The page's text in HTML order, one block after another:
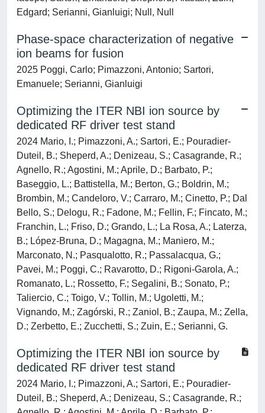
Edgard; Serianni, Gianluigi; Null, Null
Phase-space characterization of negative
ion beams for fusion
2025 Poggi, Carlo; Pimazzoni, Antonio; Sartori,
Emanuele; Serianni, Gianluigi
Optimizing the ITER NBI ion source by
dedicated RF driver test stand
2024 Mario, I.; Pimazzoni, A.; Sartori, E.; Pouradier-
Duteil, B.; Sheperd, A.; Denizeau, S.; Casagrande, R.;
Agnello, R.; Agostini, M.; Aprile, D.; Barbato, P.;
Baseggio, L.; Battistella, M.; Berton, G.; Boldrin, M.;
Brombin, M.; Candeloro, V.; Carraro, M.; Cinetto, P.; Dal
Bello, S.; Delogu, R.; Fadone, M.; Fellin, F.; Fincato, M.;
Franchin, L.; Friso, D.; Grando, L.; La Rosa, A.; Laterza,
B.; López-Bruna, D.; Magagna, M.; Maniero, M.;
Marconato, N.; Pasqualotto, R.; Passalacqua, G.;
Pavei, M.; Poggi, C.; Ravarotto, D.; Rigoni-Garola, A.;
Romanato, L.; Rossetto, F.; Segalini, B.; Sonato, P.;
Taliercio, C.; Toigo, V.; Tollin, M.; Ugoletti, M.;
Vignando, M.; Zagórski, R.; Zaniol, B.; Zaupa, M.; Zella,
D.; Zerbetto, E.; Zucchetti, S.; Zuin, E.; Serianni, G.
Optimizing the ITER NBI ion source by
dedicated RF driver test stand
2024 Mario, I.; Pimazzoni, A.; Sartori, E.; Pouradier-
Duteil, B.; Sheperd, A.; Denizeau, S.; Casagrande, R.;